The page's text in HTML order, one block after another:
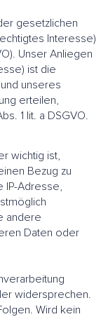
gesetzlichen
Interesse)
Unser Anliegen
ist die
unseres
erteilen,
1 lit. a DSGVO.
wichtig ist,
Bezug zu
IP-Adresse,
andere
Daten oder
widersprechen.
Wird kein